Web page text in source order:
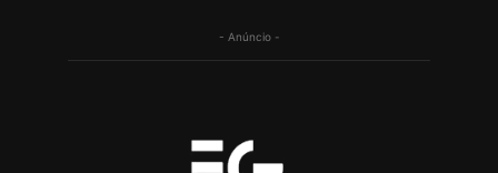
- Anúncio -